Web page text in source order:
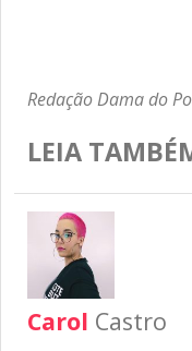
Redação Dama do
LEIA
Carol Castro